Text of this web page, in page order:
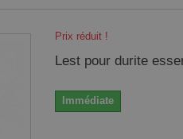
Prix réduit !
Lest pour durite
Immédiate